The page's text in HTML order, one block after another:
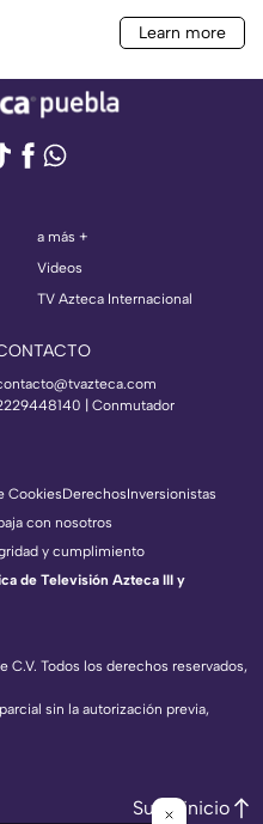
a más +
Videos
TV Azteca Internacional
| Conmutador
C.V. Todos los derechos reservados,
sin la autorización previa,
CookiesDerechosInversionistas
con nosotros
y cumplimiento
de Televisión Azteca III y
Subir inicio